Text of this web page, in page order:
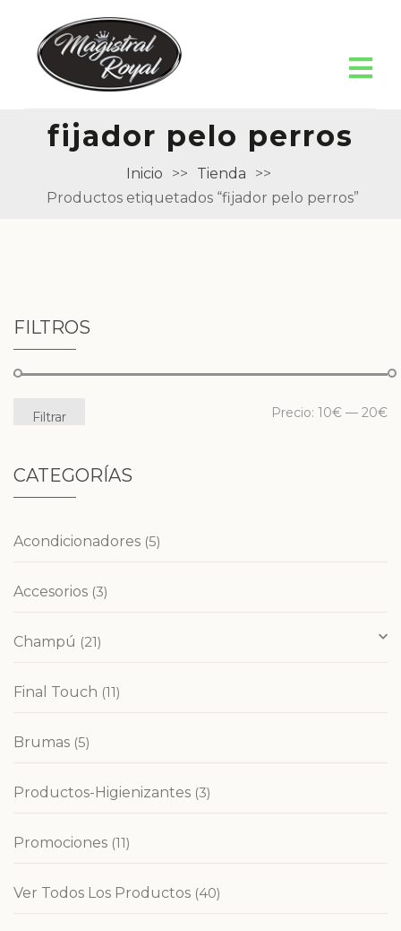
fijador pelo perros
Inicio >> Tienda
>>
Productos etiquetados “fijador pelo perros”
FILTROS
Filtrar Precio: 10€ — 20€
CATEGORÍAS
Acondicionadores (5)
Accesorios (3)
Champú (21)
Final Touch (11)
Brumas (5)
Productos-Higienizantes (3)
Promociones (11)
Ver Todos Los Productos (40)